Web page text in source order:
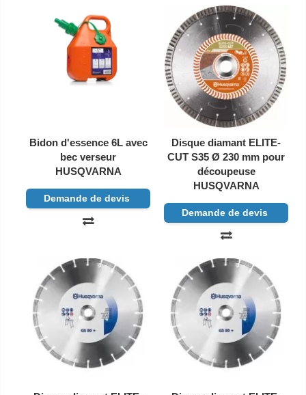
Bidon d'essence 6L avec
bec verseur
HUSQVARNA
Demande de devis
Disque diamant ELITE-
CUT S35 Ø 230 mm pour
découpeuse
HUSQVARNA
Demande de devis